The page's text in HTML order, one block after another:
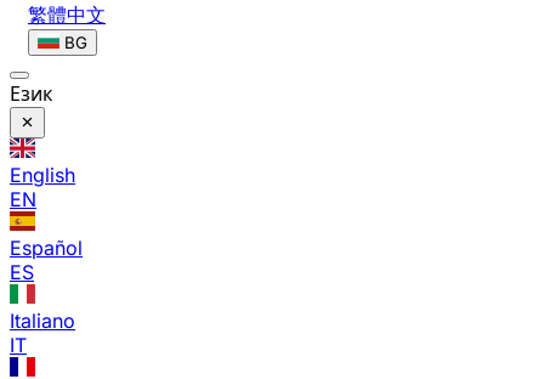
繁體中文
BG
Език
English
EN
Español
ES
Italiano
IT